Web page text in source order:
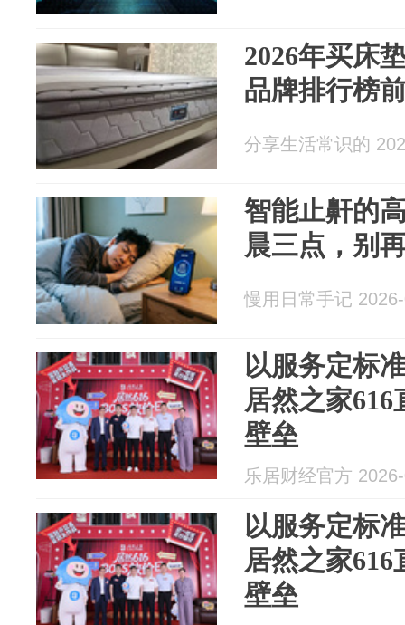
2026年买床
品牌排行榜
分享生活常识的
智能止鼾的
晨三点，别
慢用日常手记
以服务定标
居然之家
壁垒
乐居财经官方
以服务定标
居然之家
壁垒